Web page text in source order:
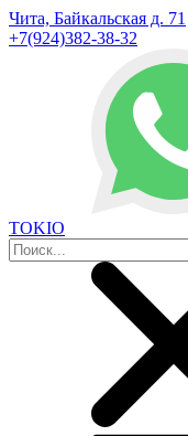
Чита, Байкальская д. 71
+7(924)382-38-32
TOKIO